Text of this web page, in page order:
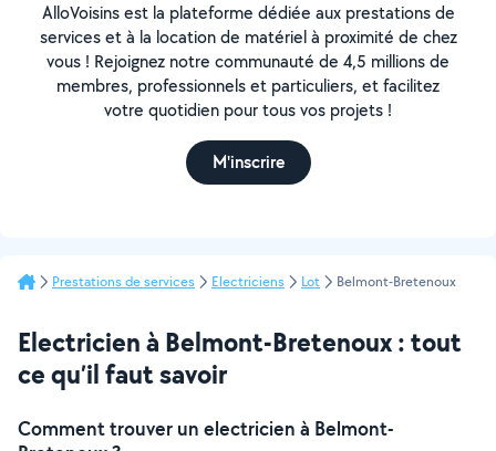
AlloVoisins est la plateforme dédiée aux prestations de
services et à la location de matériel à proximité de chez
vous ! Rejoignez notre communauté de 4,5 millions de
membres, professionnels et particuliers, et facilitez
votre quotidien pour tous vos projets !
M'inscrire
Prestations de services Electriciens Lot Belmont-Bretenoux
Electricien à Belmont-Bretenoux : tout
ce qu’il faut savoir
Comment trouver un electricien à Belmont-